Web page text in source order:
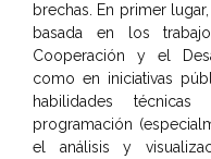
brechas. En primer
basada en los
Cooperación y el
como en iniciativas
habilidades
programación
el análisis y